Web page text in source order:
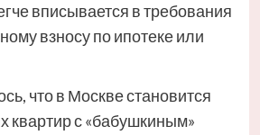
вписывается в требования
взносу по ипотеке или
что в Москве становится
квартир с «бабушкиным»